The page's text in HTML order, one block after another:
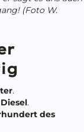
(Foto W.
.
.
des